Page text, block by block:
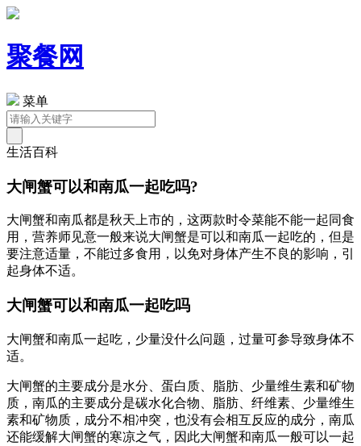
聚餐网
菜单
生活百科
大闸蟹可以和南瓜一起吃吗?
大闸蟹和南瓜都是秋天上市的，这两款时令菜能不能一起同食
用，营养师见意一般来说大闸蟹是可以和南瓜一起吃的，但是
要注意适量，不能过多食用，以免对身体产生不良的影响，引
起身体不适。
大闸蟹可以和南瓜一起吃吗
大闸蟹和南瓜一起吃，少量没什么问题，过量可参导致身体不
适。
大闸蟹的主要成分是水分、蛋白质、脂肪、少量维生素和矿物
质，南瓜的主要成分是碳水化合物、脂肪、纤维素、少量维生
素和矿物质，成分不相冲突，也没有会相互反应的成分，南瓜
还能缓解大闸蟹的寒凉之气，因此大闸蟹和南瓜一般可以一起